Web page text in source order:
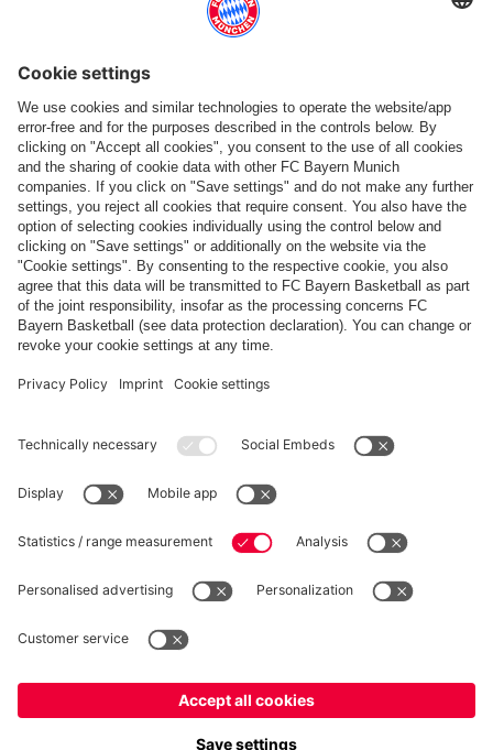
Pagamento e consegna
FC Bayern Store App
RECESSO
Privacy
Impostazioni dei cookie
*Prezzi IVA inclusa e spese di spedizione escluse
© FC Bayern München AG
Italianoper consegnare lì!